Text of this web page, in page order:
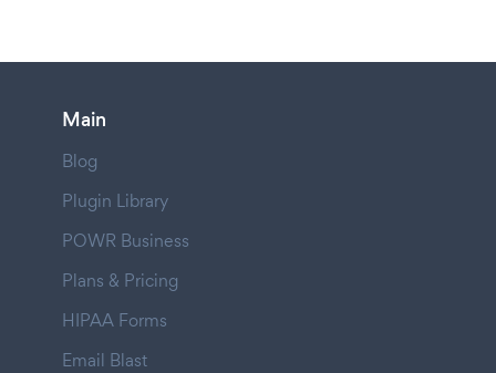
Main
Blog
Plugin Library
POWR Business
Plans & Pricing
HIPAA Forms
Email Blast